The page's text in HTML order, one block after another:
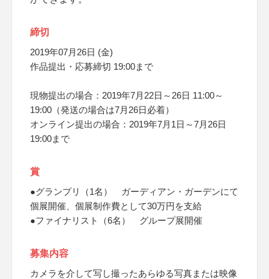
締切
2019年07月26日 (金)
作品提出・応募締切 19:00まで
現物提出の場合：2019年7月22日～26日 11:00～
19:00（発送の場合は7月26日必着）
オンライン提出の場合：2019年7月1日～7月26日
19:00まで
賞
●グランプリ（1名） ガーディアン・ガーデンにて
個展開催、個展制作費として30万円を支給
●ファイナリスト（6名） グループ展開催
募集内容
カメラを介して写し撮ったあらゆる写真または映像